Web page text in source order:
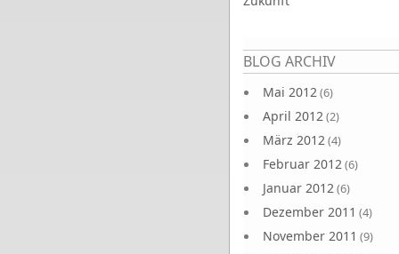
BLOG ARCHIV
Mai 2012(6)
April 2012(2)
März 2012(4)
Februar 2012(6)
Januar 2012(6)
Dezember 2011 (4)
November 2011 (9)
Seiten